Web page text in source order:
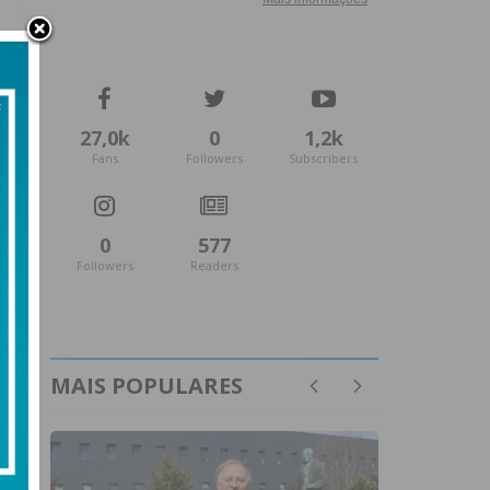
27,0k
Fans
0
Followers
1,2k
Subscribers
0
Followers
577
Readers
MAIS POPULARES